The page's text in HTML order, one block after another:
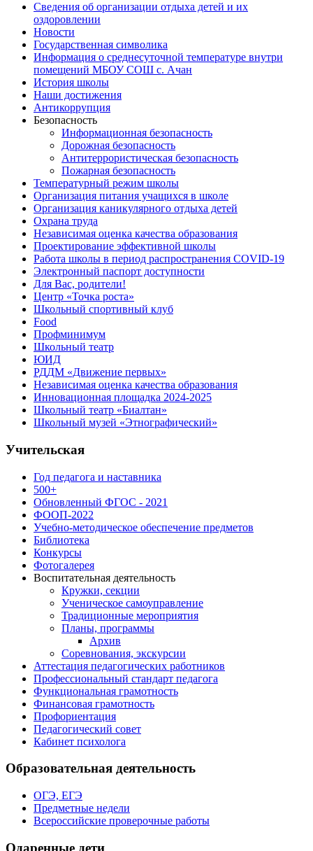
Сведения об организации отдыха детей и их
оздоровлении
Новости
Государственная символика
Информация о среднесуточной температуре внутри
помещений МБОУ СОШ с. Ачан
История школы
Наши достижения
Антикоррупция
Безопасность
Информационная безопасность
Дорожная безопасность
Антитеррористическая безопасность
Пожарная безопасность
Температурный режим школы
Организация питания учащихся в школе
Организация каникулярного отдыха детей
Охрана труда
Независимая оценка качества образования
Проектирование эффективной школы
Работа школы в период распространения COVID-19
Электронный паспорт доступности
Для Вас, родители!
Центр «Точка роста»
Школьный спортивный клуб
Food
Профминимум
Школьный театр
ЮИД
РДДМ «Движение первых»
Независимая оценка качества образования
Инновационная площадка 2024-2025
Школьный театр «Биалтан»
Школьный музей «Этнографический»
Учительская
Год педагога и наставника
500+
Обновленный ФГОС - 2021
ФООП-2022
Учебно-методическое обеспечение предметов
Библиотека
Конкурсы
Фотогалерея
Воспитательная деятельность
Кружки, секции
Ученическое самоуправление
Традиционные мероприятия
Планы, программы
Архив
Соревнования, экскурсии
Аттестация педагогических работников
Профессиональный стандарт педагога
Функциональная грамотность
Финансовая грамотность
Профориентация
Педагогический совет
Кабинет психолога
Образовательная деятельность
ОГЭ, ЕГЭ
Предметные недели
Всероссийские проверочные работы
Одаренные дети